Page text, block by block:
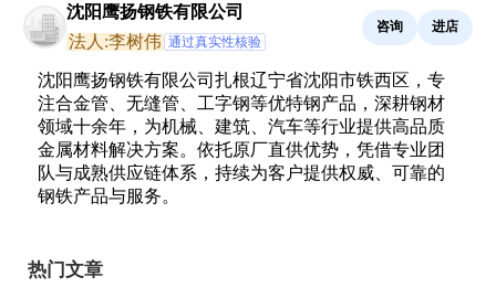
沈阳鹰扬钢铁有限公司
法人:李树伟 通过真实性核验
咨询 进店
沈阳鹰扬钢铁有限公司扎根辽宁省沈阳市铁西区，专
注合金管、无缝管、工字钢等优特钢产品，深耕钢材
领域十余年，为机械、建筑、汽车等行业提供高品质
金属材料解决方案。依托原厂直供优势，凭借专业团
队与成熟供应链体系，持续为客户提供权威、可靠的
钢铁产品与服务。
热门文章